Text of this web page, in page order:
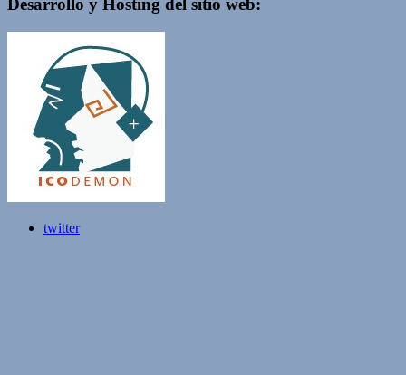
Desarrollo y Hosting del sitio web:
twitter